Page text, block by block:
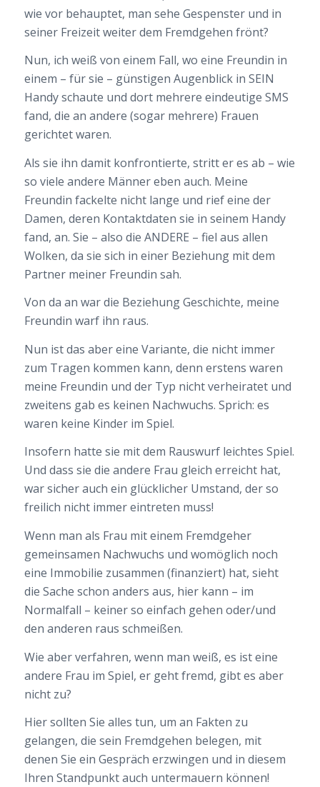
wie vor behauptet, man sehe Gespenster und in
seiner Freizeit weiter dem Fremdgehen frönt?
Nun, ich weiß von einem Fall, wo eine Freundin in
einem – für sie – günstigen Augenblick in SEIN
Handy schaute und dort mehrere eindeutige SMS
fand, die an andere (sogar mehrere) Frauen
gerichtet waren.
Als sie ihn damit konfrontierte, stritt er es ab – wie
so viele andere Männer eben auch. Meine
Freundin fackelte nicht lange und rief eine der
Damen, deren Kontaktdaten sie in seinem Handy
fand, an. Sie – also die ANDERE – fiel aus allen
Wolken, da sie sich in einer Beziehung mit dem
Partner meiner Freundin sah.
Von da an war die Beziehung Geschichte, meine
Freundin warf ihn raus.
Nun ist das aber eine Variante, die nicht immer
zum Tragen kommen kann, denn erstens waren
meine Freundin und der Typ nicht verheiratet und
zweitens gab es keinen Nachwuchs. Sprich: es
waren keine Kinder im Spiel.
Insofern hatte sie mit dem Rauswurf leichtes Spiel.
Und dass sie die andere Frau gleich erreicht hat,
war sicher auch ein glücklicher Umstand, der so
freilich nicht immer eintreten muss!
Wenn man als Frau mit einem Fremdgeher
gemeinsamen Nachwuchs und womöglich noch
eine Immobilie zusammen (finanziert) hat, sieht
die Sache schon anders aus, hier kann – im
Normalfall – keiner so einfach gehen oder/und
den anderen raus schmeißen.
Wie aber verfahren, wenn man weiß, es ist eine
andere Frau im Spiel, er geht fremd, gibt es aber
nicht zu?
Hier sollten Sie alles tun, um an Fakten zu
gelangen, die sein Fremdgehen belegen, mit
denen Sie ein Gespräch erzwingen und in diesem
Ihren Standpunkt auch untermauern können!